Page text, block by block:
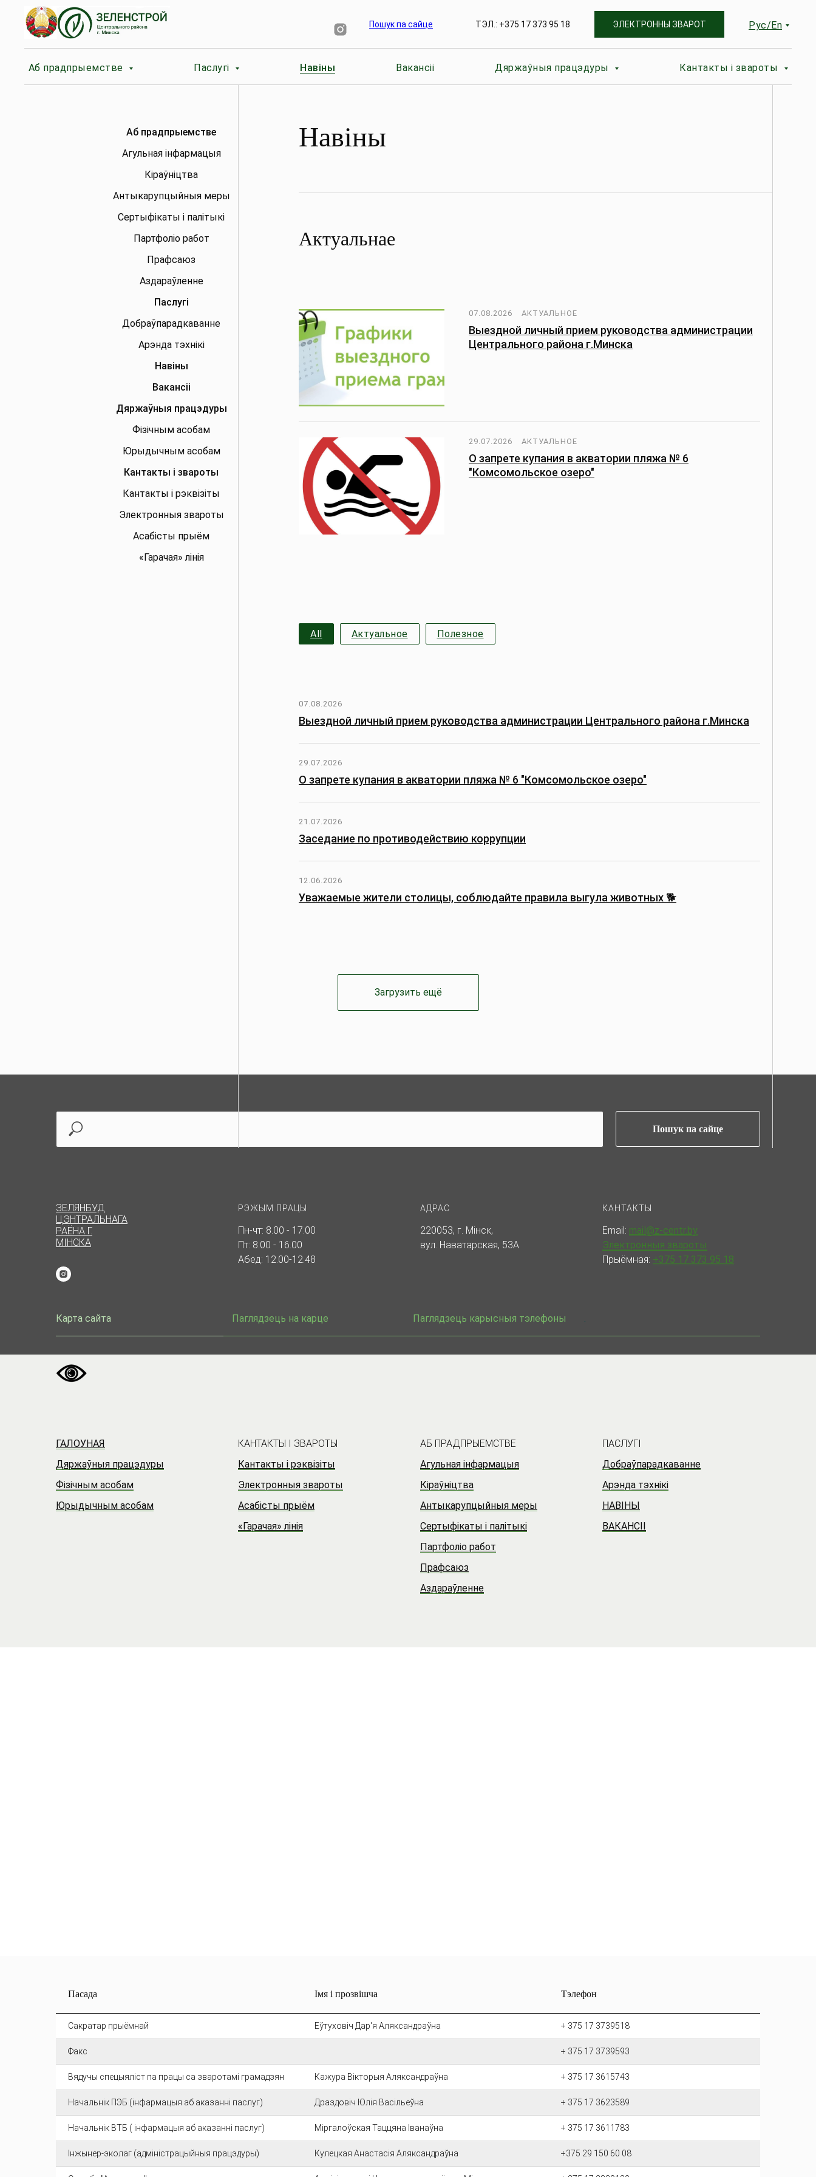
Пошук па сайце ТЭЛ.: +375 17 373 95 18 ЭЛЕКТРОННЫ ЗВАРОТ Рус/En
Аб прадпрыемстве Паслугі Навіны Вакансіі Дяржаўныя працэдуры Кантакты і звароты
Аб прадпрыемстве
Агульная інфармацыя
Кіраўніцтва
Антыкарупцыйныя меры
Сертыфікаты і палітыкі
Партфоліо работ
Прафсаюз
Аздараўленне
Паслугі
«Гарачая» лінія
Электронныя звароты
Асабісты прыём
Кантакты і рэквізіты
Кантакты і звароты
Юрыдычным асобам
Фізічным асобам
Дяржаўныя працэдуры
Вакансіі
Навіны
Арэнда тэхнікі
Добраўпарадкаванне
Навіны
Актуальнае
07.08.2026 АКТУАЛЬНОЕ
Выездной личный прием руководства администрации
Центрального района г.Минска
29.07.2026 АКТУАЛЬНОЕ
О запрете купания в акватории пляжа № 6
"Комсомольское озеро"
All Актуальное Полезное
07.08.2026
Выездной личный прием руководства администрации Центрального района г.Минска
29.07.2026
О запрете купания в акватории пляжа № 6 "Комсомольское озеро"
21.07.2026
Заседание по противодействию коррупции
12.06.2026
Уважаемые жители столицы, соблюдайте правила выгула животных 🐕
Загрузить ещё
Пошук па сайце
ЗЕЛЯНБУД
ЦЭНТРАЛЬНАГА
РАЁНА Г.
МІНСКА
РЭЖЫМ ПРАЦЫ
Пн-чт: 8.00 - 17.00
Пт: 8.00 - 16.00
Абед: 12.00-12.48
АДРАС
220053, г. Мінск,
вул. Наватарская, 53А
КАНТАКТЫ
Email: mail@z-centr.by
Электронныя звароты
Прыёмная: +375 17 373 95 18
Карта сайта Паглядзець на карце Паглядзець карысныя тэлефоны
ГАЛОУНАЯ
Дяржаўныя працэдуры
Фізічным асобам
Юрыдычным асобам
КАНТАКТЫ I ЗВАРОТЫ
Кантакты і рэквізіты
Электронныя звароты
Асабісты прыём
«Гарачая» лінія
АБ ПРАДПРЫЕМСТВЕ
Агульная інфармацыя
Кіраўніцтва
Антыкарупцыйныя меры
Сертыфікаты і палітыкі
Партфоліо работ
Прафсаюз
Аздараўленне
ПАСЛУГI
Добраўпарадкаванне
Арэнда тэхнікі
НАВIНЫ
ВАКАНСII
Пасада Імя і прозвішча Тэлефон
Сакратар прыёмнай Еўтуховіч Дар'я Аляксандраўна + 375 17 3739518
Факс + 375 17 3739593
Вядучы спецыяліст па працы са зваротамі грамадзян Кажура Вікторыя Аляксандраўна + 375 17 3615743
Начальнік ПЭБ (інфармацыя аб аказанні паслуг) Драздовіч Юлія Васільеўна + 375 17 3623589
Начальнік ВТБ ( інфармацыя аб аказанні паслуг) Міргалоўская Таццяна Іванаўна + 375 17 3611783
Інжынер-эколаг (адміністрацыйныя працэдуры) Кулецкая Анастасія Аляксандраўна +375 29 150 60 08